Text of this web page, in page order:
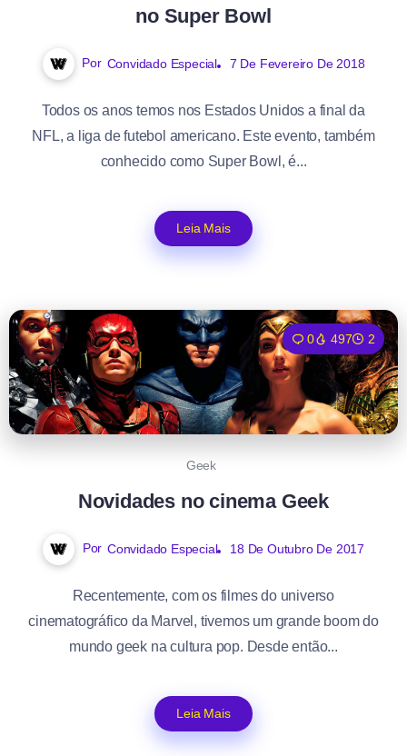
no Super Bowl
Por Convidado Especial 7 De Fevereiro De 2018
Todos os anos temos nos Estados Unidos a final da
NFL, a liga de futebol americano. Este evento, também
conhecido como Super Bowl, é...
Leia Mais
0 497 2
Geek
Novidades no cinema Geek
Por Convidado Especial 18 De Outubro De 2017
Recentemente, com os filmes do universo
cinematográfico da Marvel, tivemos um grande boom do
mundo geek na cultura pop. Desde então...
Leia Mais